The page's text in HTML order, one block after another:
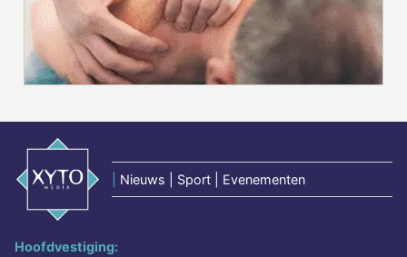
Nieuws | Sport | Evenementen
Hoofdvestiging: